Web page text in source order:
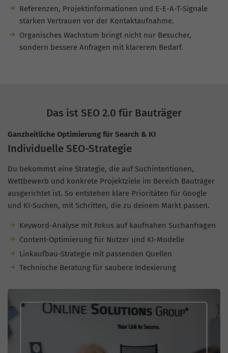
Referenzen, Projektinformationen und E-E-A-T-Signale
stärken Vertrauen vor der Kontaktaufnahme.
Organisches Wachstum bringt nicht nur Besucher,
sondern bessere Anfragen mit klarerem Bedarf.
Das ist SEO 2.0 für Bauträger
Ganzheitliche Optimierung für Search & KI
Individuelle SEO-Strategie
Du bekommst eine Strategie, die auf Suchintentionen,
Wettbewerb und konkrete Projektziele im Bereich Bauträger
ausgerichtet ist. So entstehen klare Prioritäten für Google
und KI-Suchen, mit Schritten, die zu deinem Markt passen.
Keyword-Analyse mit Fokus auf kaufnahen Suchanfragen
Content-Optimierung für Nutzer und KI-Modelle
Linkaufbau-Strategie mit passenden Quellen
Technische Beratung für saubere Indexierung